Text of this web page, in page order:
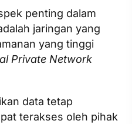
penting dalam
jaringan yang
yang tinggi
Private Network
data tetap
terakses oleh pihak